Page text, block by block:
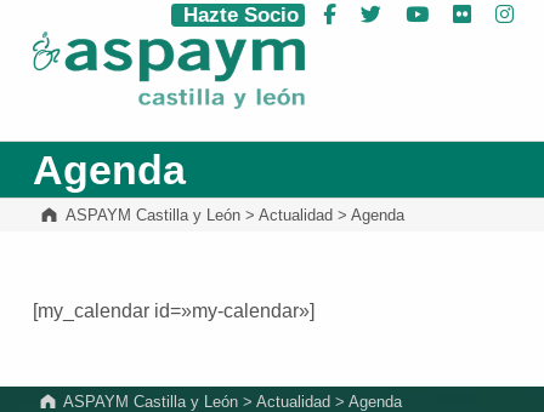
ASPAYM Castilla y León
Hazte Socio Facebook
Twitter YouTube
Flickr
Agenda
ASPAYM Castilla y León> Actualidad > Agenda
[my_calendar id=»my-calendar»]
ASPAYM Castilla y León >Actualidad >Agenda